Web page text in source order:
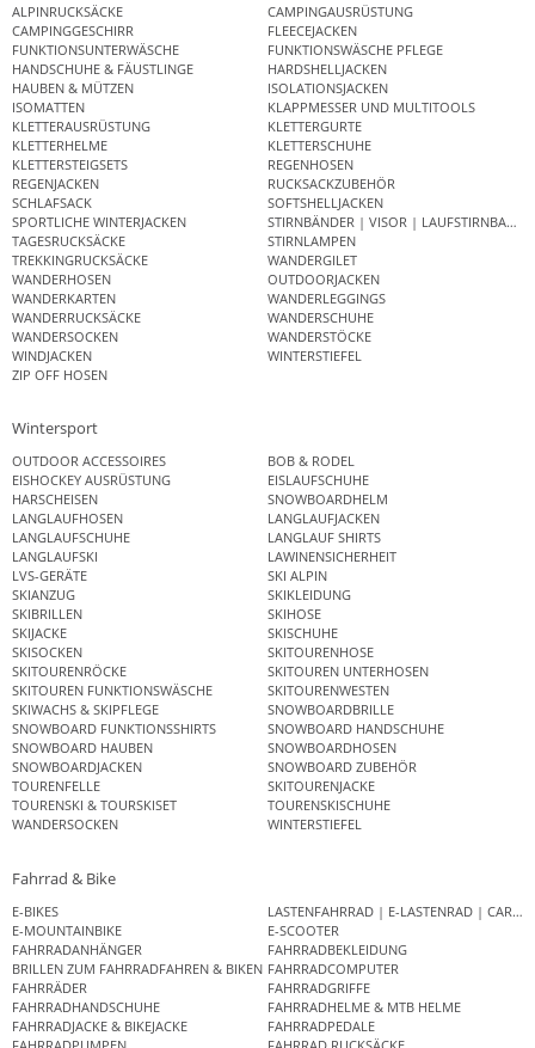
ALPINRUCKSÄCKE
CAMPINGAUSRÜSTUNG
CAMPINGGESCHIRR
FLEECEJACKEN
FUNKTIONSUNTERWÄSCHE
FUNKTIONSWÄSCHE PFLEGE
HANDSCHUHE & FÄUSTLINGE
HARDSHELLJACKEN
HAUBEN & MÜTZEN
ISOLATIONSJACKEN
ISOMATTEN
KLAPPMESSER UND MULTITOOLS
KLETTERAUSRÜSTUNG
KLETTERGURTE
KLETTERHELME
KLETTERSCHUHE
KLETTERSTEIGSETS
REGENHOSEN
REGENJACKEN
RUCKSACKZUBEHÖR
SCHLAFSACK
SOFTSHELLJACKEN
SPORTLICHE WINTERJACKEN
STIRNBÄNDER | VISOR | LAUFSTIRNBAND
TAGESRUCKSÄCKE
STIRNLAMPEN
TREKKINGRUCKSÄCKE
WANDERGILET
WANDERHOSEN
OUTDOORJACKEN
WANDERKARTEN
WANDERLEGGINGS
WANDERRUCKSÄCKE
WANDERSCHUHE
WANDERSOCKEN
WANDERSTÖCKE
WINDJACKEN
WINTERSTIEFEL
ZIP OFF HOSEN
Wintersport
OUTDOOR ACCESSOIRES
BOB & RODEL
EISHOCKEY AUSRÜSTUNG
EISLAUFSCHUHE
HARSCHEISEN
SNOWBOARDHELM
LANGLAUFHOSEN
LANGLAUFJACKEN
LANGLAUFSCHUHE
LANGLAUF SHIRTS
LANGLAUFSKI
LAWINENSICHERHEIT
LVS-GERÄTE
SKI ALPIN
SKIANZUG
SKIKLEIDUNG
SKIBRILLEN
SKIHOSE
SKIJACKE
SKISCHUHE
SKISOCKEN
SKITOURENHOSE
SKITOURENRÖCKE
SKITOUREN UNTERHOSEN
SKITOUREN FUNKTIONSWÄSCHE
SKITOURENWESTEN
SKIWACHS & SKIPFLEGE
SNOWBOARDBRILLE
SNOWBOARD FUNKTIONSSHIRTS
SNOWBOARD HANDSCHUHE
SNOWBOARD HAUBEN
SNOWBOARDHOSEN
SNOWBOARDJACKEN
SNOWBOARD ZUBEHÖR
TOURENFELLE
SKITOURENJACKE
TOURENSKI & TOURSKISET
TOURENSKISCHUHE
WANDERSOCKEN
WINTERSTIEFEL
Fahrrad & Bike
E-BIKES
LASTENFAHRRAD | E-LASTENRAD |
E-MOUNTAINBIKE
E-SCOOTER
FAHRRADANHÄNGER
FAHRRADBEKLEIDUNG
BRILLEN ZUM FAHRRADFAHREN & BIKEN FAHRRADCOMPUTER
FAHRRÄDER
FAHRRADGRIFFE
FAHRRADHANDSCHUHE
FAHRRADHELME & MTB HELME
FAHRRADJACKE & BIKEJACKE
FAHRRADPEDALE
FAHRRADPUMPEN
FAHRRAD RUCKSÄCKE